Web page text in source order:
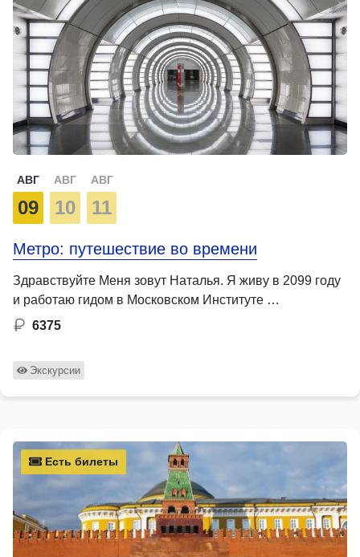
АВГ
09
АВГ
10
АВГ
11
Метро: путешествие во времени
Здравствуйте Меня зовут Наталья. Я живу в 2099 году
и работаю гидом в Московском Институте …
6375
Экскурсии
Есть билеты